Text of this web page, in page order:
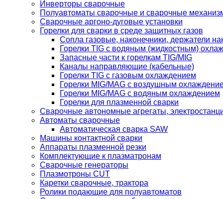
Инверторы сварочные
Полуавтоматы сварочные и сварочные
Сварочные аргоно-дуговые установки
Горелки для сварки в среде защитных газов
Сопла газовые, наконечники, держатели
Горелки TIG с водяным (жидкостным)
Запасные части к горелкам TIG/MIG
Каналы направляющие (кабельные)
Горелки TIG с газовым охлаждением
Горелки MIG/MAG с воздушным
Горелки MIG/MAG с водяным охлаждением
Горелки для плазменной сварки
Сварочные автономные агрегаты,
Автоматы сварочные
Автоматическая сварка SAW
Машины контактной сварки
Аппараты плазменной резки
Комплектующие к плазматронам
Сварочные генераторы
Плазмотроны CUT
Каретки сварочные, трактора
Ролики подающие для полуавтоматов